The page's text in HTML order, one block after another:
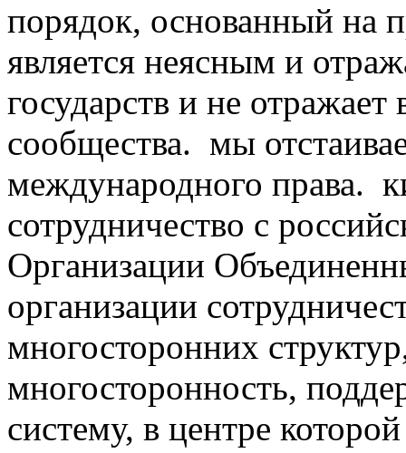
порядок, основанный на
является неясным и
государств и не
сообщества. мы
международного права.
сотрудничество с
Организации
организации
многосторонних
многосторонность,
систему, в центре